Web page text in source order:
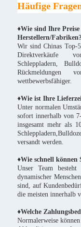
Häufige
♦Wie sind Ihre
Herstellern/Fabriken?
Wir sind Chinas Top-
Direktverkäufe
Schleppladern,
Rückmeldungen
wettbewerbsfähiger.
♦Wie ist Ihre
Unter normalen
sofort innerhalb von
insgesamt mehr als
versandt werden.
♦Wie schnell können
Unser Team
dynamischer
sind, auf
die meisten innerhalb
♦Welche
Normalerweise